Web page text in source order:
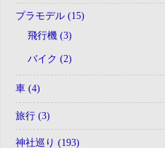
プラモデル (15)
飛行機 (3)
バイク (2)
車 (4)
旅行 (3)
神社巡り (193)